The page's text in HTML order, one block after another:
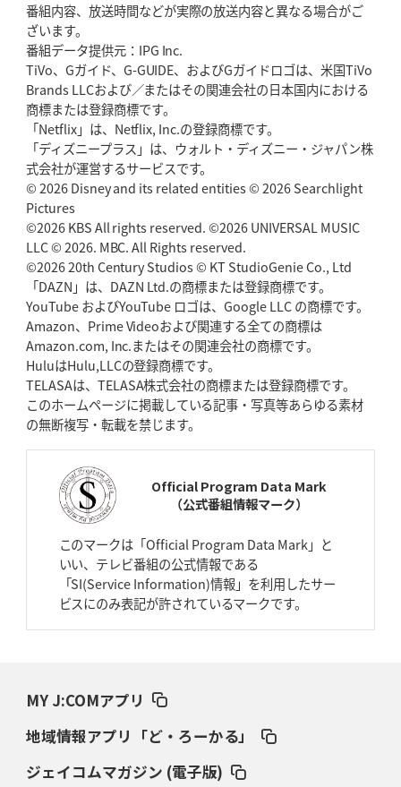
2026年5月21日(木)更新
狭山RG、ライチェル海遥スタッフ入り
ッション
2026年5月14日(木)更新
神戸、1位通過の立役者レタリック
「悲運の闘将」宮地克実氏死去 熱血指導で埼玉WKの基礎築く
2026年4月30日(木)更新
BR東京、「ユニバーサルデー」の意義「特別からノーマルへ」が最終
ゴール
2026年4月23日(木)更新
元代表ラピース、今季限りで引退「クボタは10年いた自分のホーム」
2026年4月16日(木)更新
BL東京「強化拠点」を「共有財産」に新クラブハウスは「皆に開かれ
た空間」
2026年4月9日(木)更新
スティーラーズ、名門復活の足音
2026年4月2日(木)更新
2026年3月26日(木)更新
AZ-COM丸和、リーグワンへ参入決定 「フィールド丸ごと計測機器」の
ダイナボアーズ、“逆輸入SO”三宅駿
「ニュージーランドのフレア（閃
番組内容、放送時間などが実際の放送内容と異なる場合がご
ざいます。
番組データ提供元：IPG Inc.
TiVo、Gガイド、G-GUIDE、およびGガイドロゴは、米国TiVo
Brands LLCおよび／またはその関連会社の日本国内における
商標または登録商標です。
「Netflix」は、Netflix, Inc.の登録商標です。
「ディズニープラス」は、ウォルト・ディズニー・ジャパン株
式会社が運営するサービスです。
© 2026 Disney and its related entities © 2026 Searchlight
Pictures
©2026 KBS All rights reserved. ©2026 UNIVERSAL MUSIC
LLC © 2026. MBC. All Rights reserved.
©2026 20th Century Studios © KT StudioGenie Co., Ltd
「DAZN」は、DAZN Ltd.の商標または登録商標です。
YouTube およびYouTube ロゴは、Google LLC の商標です。
Amazon、Prime Videoおよび関連する全ての商標は
Amazon.com, Inc.またはその関連会社の商標です。
HuluはHulu,LLCの登録商標です。
TELASAは、TELASA株式会社の商標または登録商標です。
このホームページに掲載している記事・写真等あらゆる素材
の無断複写・転載を禁じます。
Official Program Data Mark
（公式番組情報マーク）
このマークは「Official Program Data Mark」と
いい、テレビ番組の公式情報である
「SI(Service Information)情報」を利用したサー
ビスにのみ表記が許されているマークです。
MY J:COMアプリ
地域情報アプリ「ど・ろーかる」
ジェイコムマガジン (電子版)